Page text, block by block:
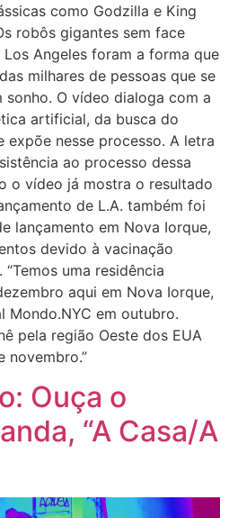
como Godzilla e King
robôs gigantes sem face
Angeles foram a forma que
milhares de pessoas que se
sonho. O vídeo dialoga com a
artificial, da busca do
expõe nesse processo. A letra
ao processo dessa
o vídeo já mostra o resultado
de L.A. também foi
lançamento em Nova Iorque,
devido à vacinação
uma residência
aqui em Nova Iorque,
Mondo.NYC em outubro.
pela região Oeste dos EUA
novembro.”
Ouça o
“A Casa/A